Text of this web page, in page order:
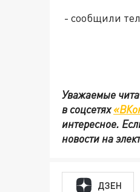
- сообщили
Уважаемые
всоцсетях
интересное.
новости на
ДЗЕН